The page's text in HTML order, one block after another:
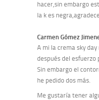
hacer,sin embargo
la k es
Carmen Gómez
A mi la crema sky
después del esfuerzo
Sin embargo el
he pedido dos más.
Me gustaría tener